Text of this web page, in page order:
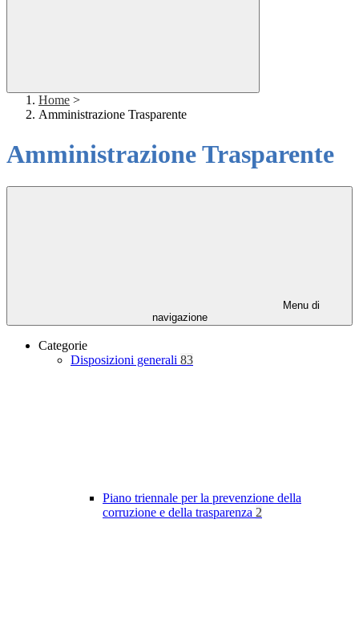
Home >
Amministrazione Trasparente
Amministrazione Trasparente
Menu di
navigazione
Categorie
Disposizioni generali 83
Piano triennale per la prevenzione della
corruzione e della trasparenza 2